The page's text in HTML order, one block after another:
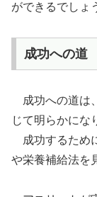
ができるでしょ
成功への道
成功への道は
じて明らかにな
成功するため
や栄養補給法を